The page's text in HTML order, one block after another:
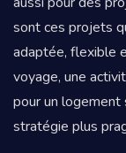
sont ces projets
adaptée, flexible
voyage, une
pour un logement
stratégie plus